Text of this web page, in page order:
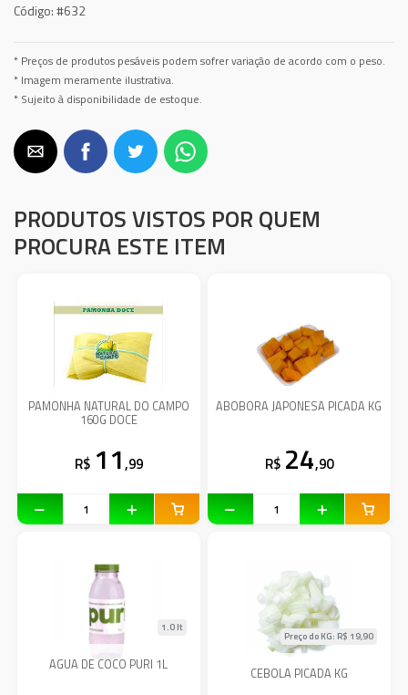
Código:#632
* Preços de produtos pesáveis podem sofrer variação de acordo com o peso.
* Imagem meramente ilustrativa.
* Sujeito à disponibilidade de estoque.
PRODUTOS VISTOS POR QUEM
PROCURA ESTE ITEM
PAMONHA NATURAL DO CAMPO
160G DOCE
R$ 11,99
ABOBORA JAPONESA PICADA KG
R$ 24,90
AGUA DE COCO PURI 1L
1.0 lt
CEBOLA PICADA KG
Preço do KG: R$ 19,90